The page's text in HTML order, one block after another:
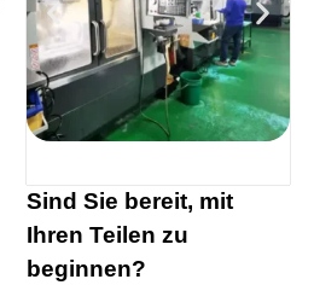
Sind Sie bereit, mit
Ihren Teilen zu
beginnen?